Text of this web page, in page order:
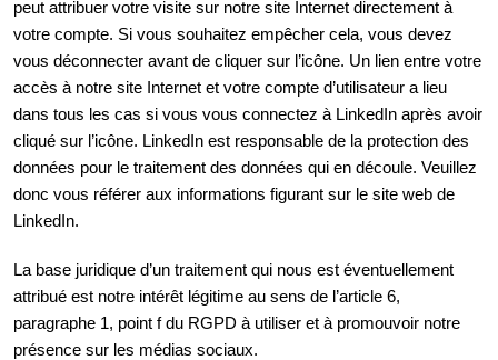
peut attribuer votre visite sur notre site Internet directement à
votre compte. Si vous souhaitez empêcher cela, vous devez
vous déconnecter avant de cliquer sur l’icône. Un lien entre votre
accès à notre site Internet et votre compte d’utilisateur a lieu
dans tous les cas si vous vous connectez à LinkedIn après avoir
cliqué sur l’icône. LinkedIn est responsable de la protection des
données pour le traitement des données qui en découle. Veuillez
donc vous référer aux informations figurant sur le site web de
LinkedIn.
La base juridique d’un traitement qui nous est éventuellement
attribué est notre intérêt légitime au sens de l’article 6,
paragraphe 1, point f du RGPD à utiliser et à promouvoir notre
présence sur les médias sociaux.